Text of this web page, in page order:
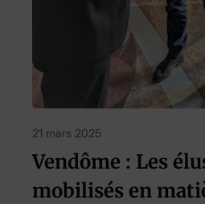
21 mars 2025
Vendôme : Les
mobilisés en